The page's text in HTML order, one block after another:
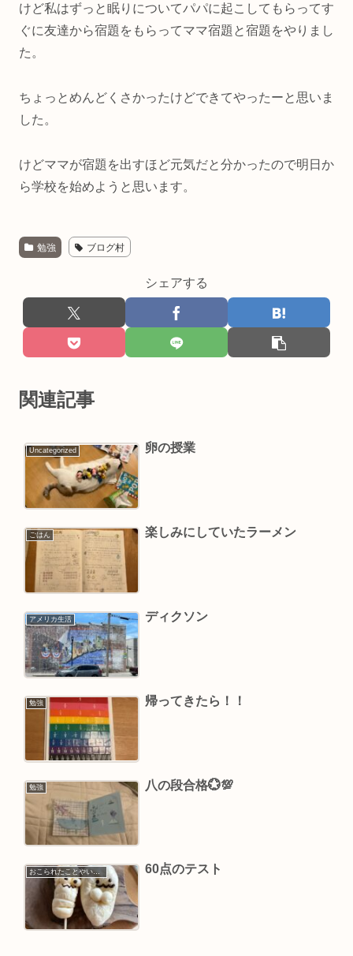
けど私はずっと眠りについてパパに起こしてもらってす
ぐに友達から宿題をもらってママ宿題と宿題をやりまし
た。
ちょっとめんどくさかったけどできてやったーと思いま
した。
けどママが宿題を出すほど元気だと分かったので明日か
ら学校を始めようと思います。
勉強 ブログ村
シェアする
関連記事
Uncategorized 卵の授業
ごはん 楽しみにしていたラーメン
アメリカ生活 ディクソン￼
勉強 帰ってきたら！！
勉強 八の段合格💮💯
おこられたことやいやだったこと 60点のテスト